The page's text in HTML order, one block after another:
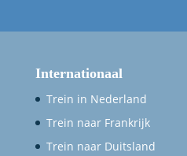
Internationaal
Trein in Nederland
Trein naar Frankrijk
Trein naar Duitsland